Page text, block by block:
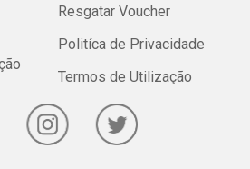
Resgatar Voucher
Politíca de Privacidade
Termos de Utilização